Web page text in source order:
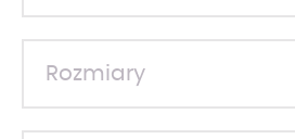
Rozmiary